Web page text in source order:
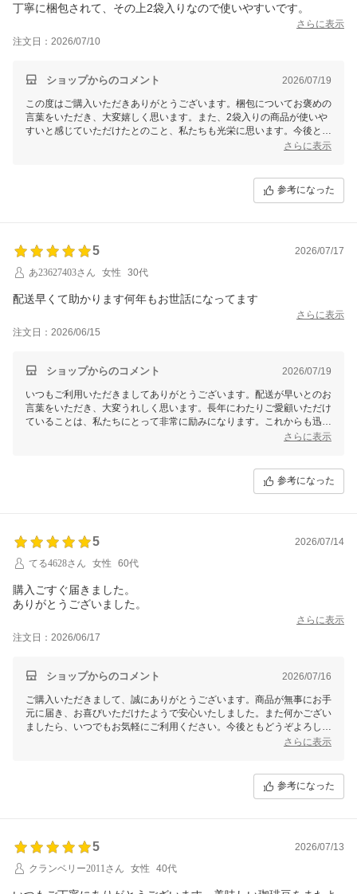
丁寧に梱包されて、その上2袋入りなので使いやすいです。
さらに表示
注文日：2026/07/10
ショップからのコメント 2026/07/19
この度はご購入いただきありがとうございます。梱包についてお褒めの
言葉をいただき、大変嬉しく思います。また、2袋入りの商品が使いや
すいと感じていただけたとのこと、私たちも光栄に思います。今後とも
ご満足いただける商品をお届けできるよう努めてまいりますので、引き
さらに表示
参考になった
5
2026/07/17
あ23627403さん
女性 30代
配送早くて助かります何年もお世話になってます
さらに表示
注文日：2026/06/15
ショップからのコメント 2026/07/19
いつもご利用いただきましてありがとうございます。配送が早いとのお
言葉をいただき、大変うれしく思います。長年にわたりご愛顧いただけ
ていることは、私たちにとって非常に励みになります。これからも迅速
でご満足いただけるサービスの提供に努めてまいりますので、引き続き
さらに表示
参考になった
5
2026/07/14
てる4628さん
女性 60代
購入ごすぐ届きました。
ありがとうございました。
さらに表示
注文日：2026/06/17
ショップからのコメント 2026/07/16
ご購入いただきまして、誠にありがとうございます。商品が無事にお手
元に届き、お喜びいただけたようで安心いたしました。また何かござい
ましたら、いつでもお気軽にご利用ください。今後ともどうぞよろしく
さらに表示
参考になった
5
2026/07/13
クランベリー2011さん
女性 40代